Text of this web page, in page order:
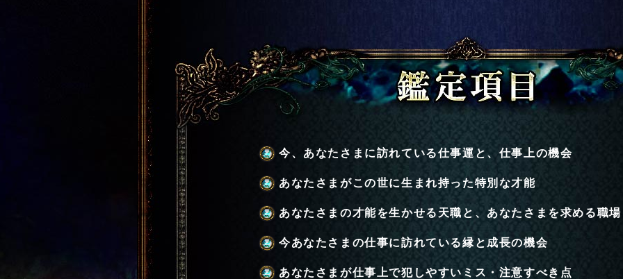
今、あなたさまに訪れている仕事運と、仕事上の機会
あなたさまがこの世に生まれ持った特別な才能
あなたさまの才能を生かせる天職と、あなたさまを求める職場
今あなたさまの仕事に訪れている縁と成長の機会
あなたさまが仕事上で犯しやすいミス・注意すべき点